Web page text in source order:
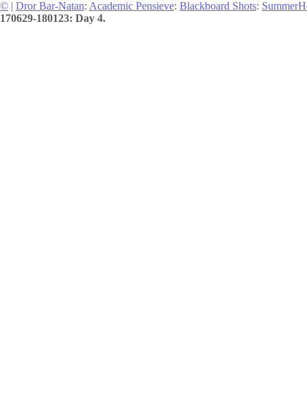
© | Dror Bar-Natan: Academic Pensieve: Blackboard Shots:
170629-180123: Day 4.